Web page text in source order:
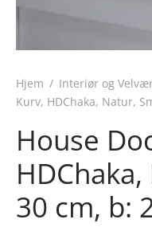
Hjem / Interiør og
Kurv, HDChaka, Natur,
House
30 cm, b: